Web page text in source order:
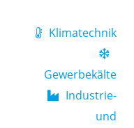
Klimatechnik
Gewerbekälte
Industrie-
und